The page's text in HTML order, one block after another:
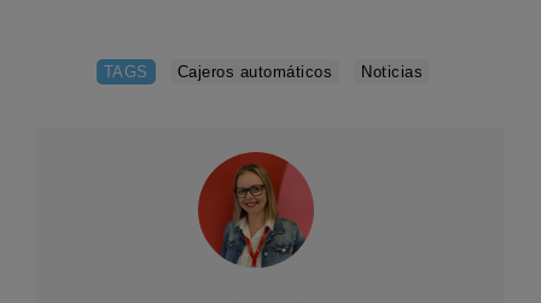
TAGS Cajeros automáticos Noticias